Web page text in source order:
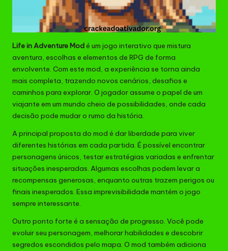
Life in Adventure Modé um jogo interativo que mistura
aventura, escolhas e elementos de RPG de forma
envolvente. Com este mod, a experiência se torna ainda
mais completa, trazendo novos cenários, desafios e
caminhos para explorar. O jogador assume o papel de um
viajante em um mundo cheio de possibilidades, onde cada
decisão pode mudar o rumo da história.
A principal proposta do mod é dar liberdade para viver
diferentes histórias em cada partida. É possível encontrar
personagens únicos, testar estratégias variadas e enfrentar
situações inesperadas. Algumas escolhas podem levar a
recompensas generosas, enquanto outras trazem perigos ou
finais inesperados. Essa imprevisibilidade mantém o jogo
sempre interessante.
Outro ponto forte é a sensação de progresso. Você pode
evoluir seu personagem, melhorar habilidades e descobrir
segredos escondidos pelo mapa. O mod também adiciona